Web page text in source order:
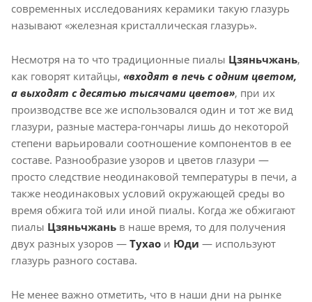
современных исследованиях керамики такую глазурь
называют «железная кристаллическая глазурь».
Несмотря на то что традиционные пиалы Цзяньчжань,
как говорят китайцы, «входят в печь с одним цветом,
а выходят с десятью тысячами цветов», при их
производстве все же использовался один и тот же вид
глазури, разные мастера-гончары лишь до некоторой
степени варьировали соотношение компонентов в ее
составе. Разнообразие узоров и цветов глазури —
просто следствие неодинаковой температуры в печи, а
также неодинаковых условий окружающей среды во
время обжига той или иной пиалы. Когда же обжигают
пиалы Цзяньчжань в наше время, то для получения
двух разных узоров — Тухао и Юди — используют
глазурь разного состава.
Не менее важно отметить, что в наши дни на рынке